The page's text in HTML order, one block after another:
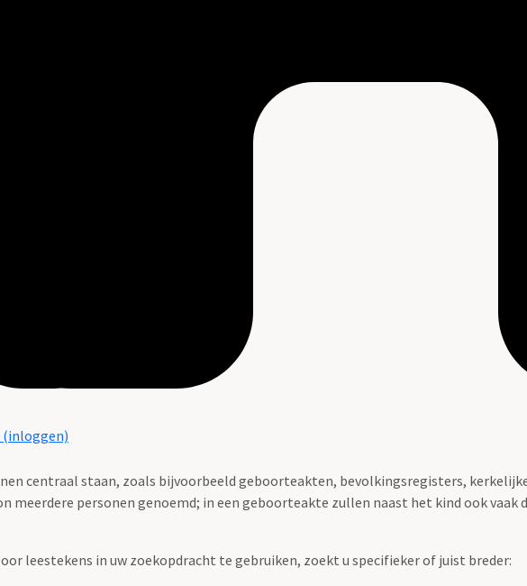
(inloggen)
centraal staan, zoals bijvoorbeeld geboorteakten, bevolkingsregisters,
meerdere personen genoemd; in een geboorteakte zullen naast het kind ook vaak
leestekens in uw zoekopdracht te gebruiken, zoekt u specifieker of juist breder: